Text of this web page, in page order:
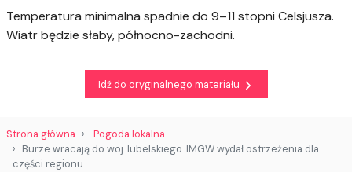
Temperatura minimalna spadnie do 9–11 stopni Celsjusza.
Wiatr będzie słaby, północno-zachodni.
Idź do oryginalnego materiału
Strona główna
Pogoda lokalna
Burze wracają do woj. lubelskiego. IMGW wydał ostrzeżenia dla
części regionu